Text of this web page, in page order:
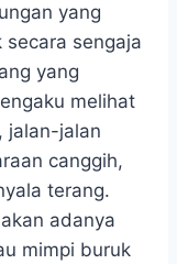
yang
secara sengaja
yang
melihat
jalan-jalan
canggih,
terang.
adanya
mimpi buruk